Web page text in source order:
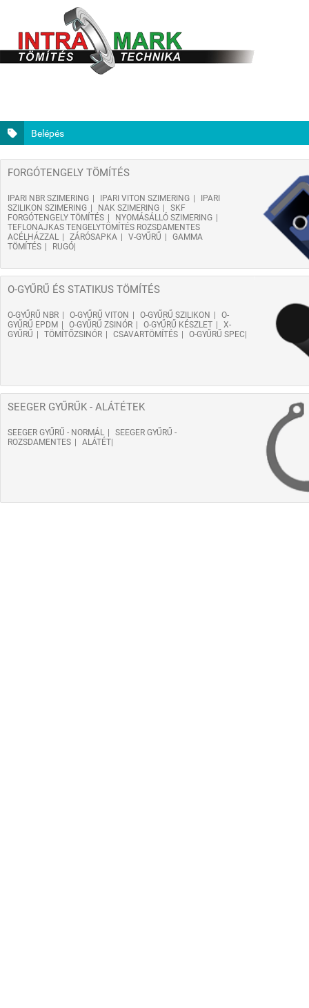
Belépés
FORGÓTENGELY TÖMÍTÉS
IPARI NBR SZIMERING IPARI VITON SZIMERING
IPARI
SZILIKON SZIMERING
NAK SZIMERING
SKF
FORGÓTENGELY TÖMÍTÉS
NYOMÁSÁLLÓ SZIMERING
TEFLONAJKAS TENGELYTÖMÍTÉS ROZSDAMENTES
ACÉLHÁZZAL
ZÁRÓSAPKA V-GYŰRŰ
GAMMA
TÖMÍTÉS
RUGÓ
O-GYŰRŰ ÉS STATIKUS TÖMÍTÉS
O-GYŰRŰ NBR O-GYŰRŰ VITON O-GYŰRŰ SZILIKON
O-
GYŰRŰ EPDM
O-GYŰRŰ ZSINÓR O-GYŰRŰ KÉSZLET
X-
GYŰRŰ
TÖMÍTŐZSINÓR CSAVARTÖMÍTÉS O-GYŰRŰ SPEC
SEEGER GYŰRŰK - ALÁTÉTEK
SEEGER GYŰRŰ - NORMÁL
SEEGER GYŰRŰ -
ROZSDAMENTES
ALÁTÉT